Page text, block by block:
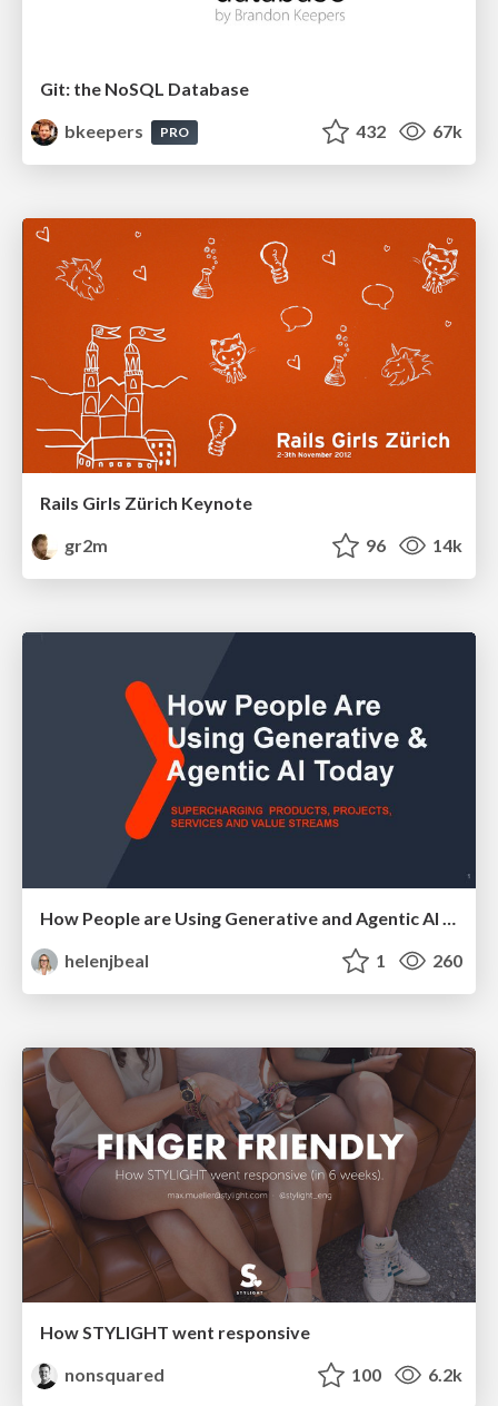
Git: the NoSQL Database
bkeepers
PRO 432 67k
Rails Girls Zürich Keynote
gr2m
96 14k
helenjbeal
1 260
How STYLIGHT went responsive
nonsquared
100 6.2k